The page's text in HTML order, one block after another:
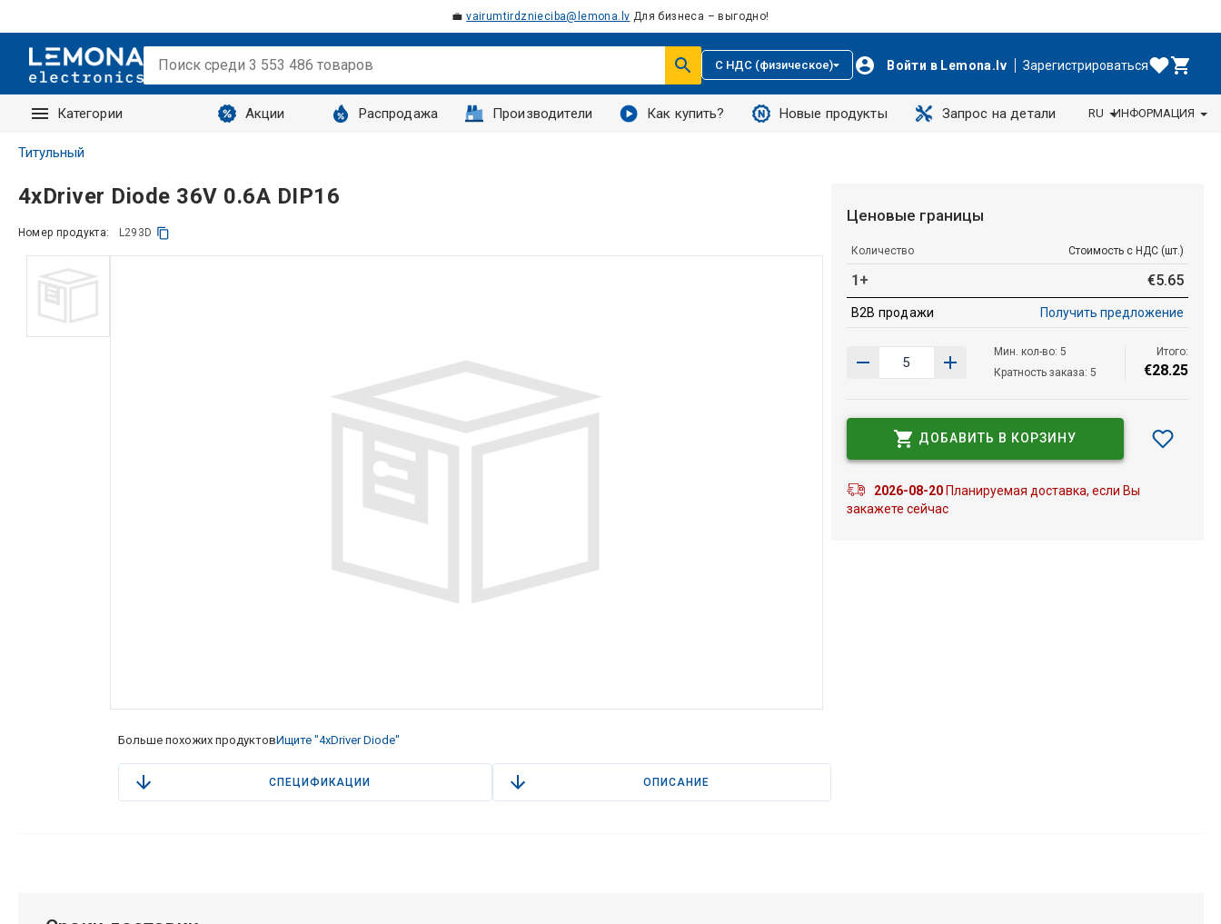
💼vairumtirdznieciba@lemona.lv Для бизнеса – выгодно!
С НДС (физическое) Войти в Lemona.lv Зарегистрироваться
Категории Акции Распродажа Производители Как купить? Новые продукты Запрос на детали
Запросы
RU ИНФОРМАЦИЯ
Титульный
4xDriver Diode 36V 0.6A DIP16
Номер продукта: L293D
Больше похожих продуктовИщите "4xDriver Diode"
СПЕЦИФИКАЦИИ ОПИСАНИЕ
Ценовые границы
Количество Стоимость с НДС (шт.)
1+ €5.65
B2B продажи Получить предложение
Мин. кол-во: 5
Кратность заказа: 5
Итого:
€28.25
ДОБАВИТЬ В КОРЗИНУ
2026-08-20Планируемая доставка, если Вы
закажете сейчас